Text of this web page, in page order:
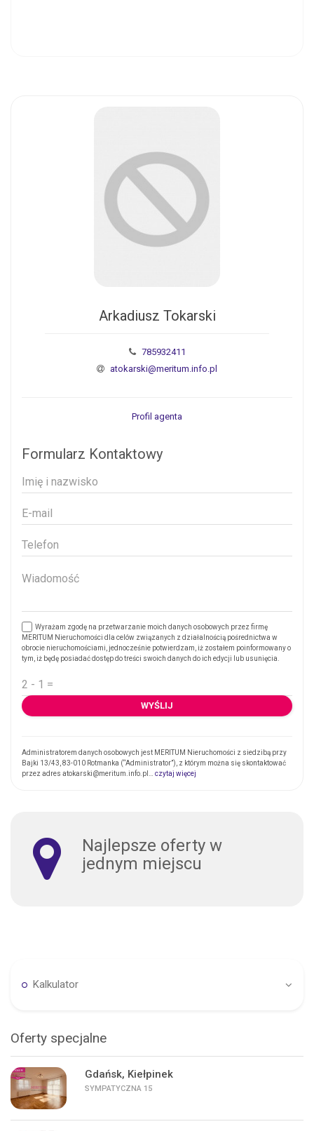
Arkadiusz Tokarski
785932411
atokarski@meritum.info.pl
Profil agenta
Formularz Kontaktowy
Wyrażam zgodę na przetwarzanie moich danych osobowych przez firmę
MERITUM Nieruchomości dla celów związanych z działalnością pośrednictwa w
obrocie nieruchomościami, jednocześnie potwierdzam, iż zostałem poinformowany o
tym, iż będę posiadać dostęp do treści swoich danych do ich edycji lub usunięcia.
Administratorem danych osobowych jest MERITUM Nieruchomości z siedzibą przy
Bajki 13/43, 83-010 Rotmanka (“Administrator”), z którym można się skontaktować
przez adres atokarski@meritum.info.pl… czytaj więcej
Najlepsze oferty w
jednym miejscu
Kalkulator
Oferty specjalne
Gdańsk, Kiełpinek
SYMPATYCZNA 15